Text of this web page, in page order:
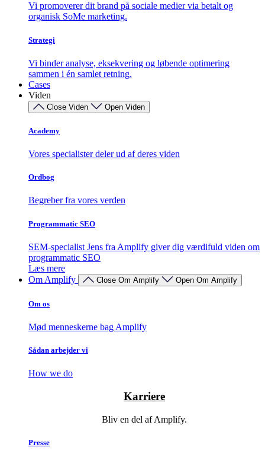
Vi promoverer dit brand på sociale medier via betalt og
organisk SoMe marketing.
Strategi
Vi binder analyse, eksekvering og løbende optimering
sammen i én samlet retning.
Cases
Viden
Close Viden Open Viden
Academy
Vores specialister deler ud af deres viden
Ordbog
Begreber fra vores verden
Programmatic SEO
SEM-specialist Jens fra Amplify giver dig værdifuld viden om
programmatic SEO
Læs mere
Om Amplify
Close Om Amplify Open Om Amplify
Om os
Mød menneskerne bag Amplify
Sådan arbejder vi
How we do
Karriere
Bliv en del af Amplify.
Presse